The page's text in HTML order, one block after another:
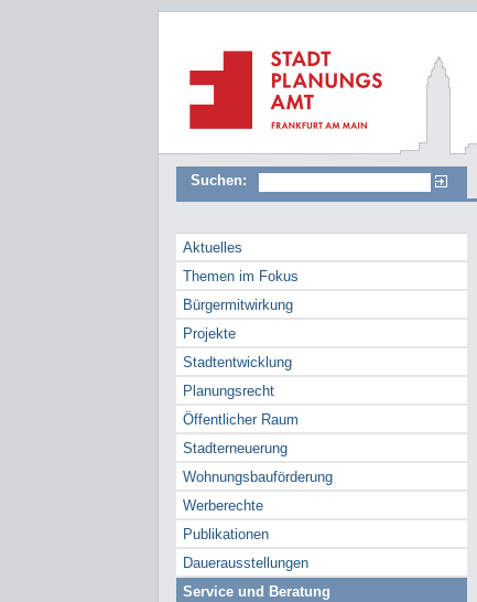
Suchen:
Aktuelles
Themen im Fokus
Bürgermitwirkung
Projekte
Stadtentwicklung
Planungsrecht
Öffentlicher Raum
Stadterneuerung
Wohnungsbauförderung
Werberechte
Publikationen
Dauerausstellungen
Service und Beratung